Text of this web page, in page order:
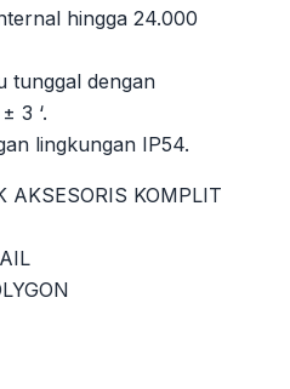
hingga 24.000
tunggal dengan
3 ‘.
lingkungan IP54.
AKSESORIS KOMPLIT